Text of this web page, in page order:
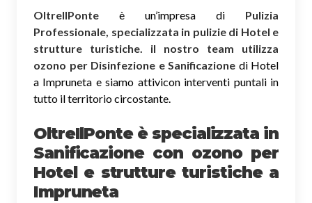
OltreIlPonte è un’impresa di Pulizia
Professionale, specializzata in pulizie di Hotel e
strutture turistiche. il nostro team utilizza
ozono per Disinfezione e Sanificazione di Hotel
a Impruneta e siamo attivicon interventi puntali in
tutto il territorio circostante.
OltreIlPonte è specializzata in
Sanificazione con ozono per
Hotel e strutture turistiche a
Impruneta